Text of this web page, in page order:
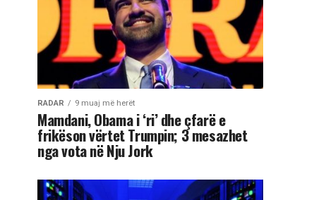
RADAR 9 muaj më herët
Mamdani, Obama i ‘ri’ dhe çfarë e
frikëson vërtet Trumpin; 3 mesazhet
nga vota në Nju Jork